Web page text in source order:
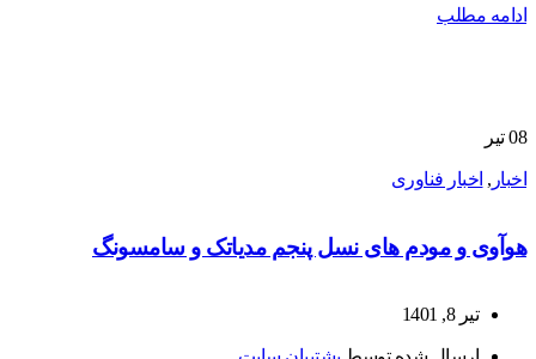
ادامه مطلب
08 تیر
اخبار , اخبار فناوری
هوآوی و مودم های نسل پنجم مدیاتک و سامسونگ
تیر 8, 1401